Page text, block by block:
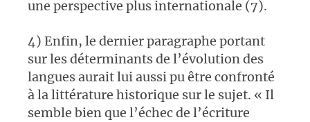
une perspective plus internationale (7).
4) Enfin, le dernier paragraphe portant
sur les déterminants de l’évolution des
langues aurait lui aussi pu être confronté
à la littérature historique sur le sujet. « Il
semble bien que l’échec de l’écriture